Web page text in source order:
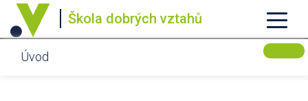
Škola dobrých vztahů
Úvod